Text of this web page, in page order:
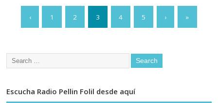
‹ 1 2 3 4 5 › »
Escucha Radio Pellin Folil desde aquí